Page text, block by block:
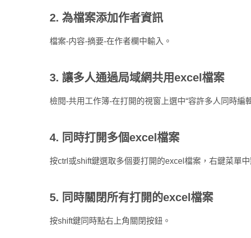
2. 為檔案添加作者資訊
檔案-内容-摘要-在作者欄中輸入。
3. 讓多人通過局域網共用excel檔案
檢閱-共用工作簿-在打開的視窗上選中“容許多人同時編
4. 同時打開多個excel檔案
按ctrl或shift鍵選取多個要打開的excel檔案，右鍵菜單中
5. 同時關閉所有打開的excel檔案
按shift鍵同時點右上角關閉按鈕。